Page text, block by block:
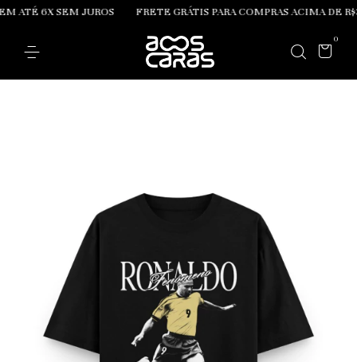
SEM JUROS FRETE GRÁTIS PARA COMPRAS ACIMA DE R$399,00
0